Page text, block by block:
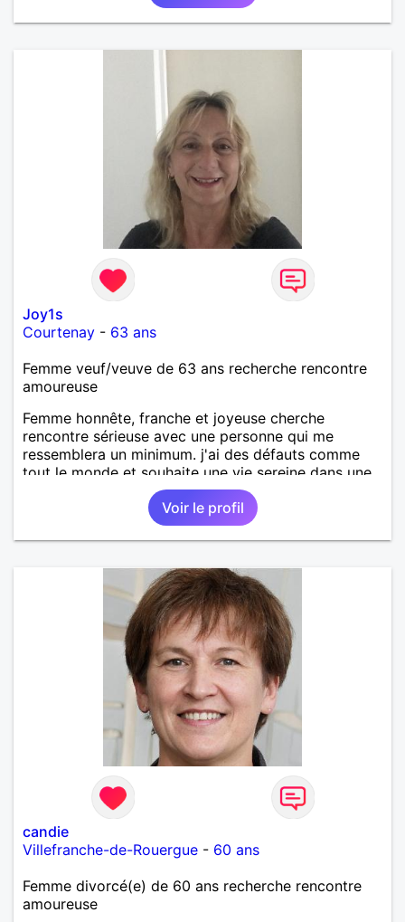
Joy1s
Courtenay - 63 ans
Femme veuf/veuve de 63 ans recherche rencontre
amoureuse
Femme honnête, franche et joyeuse cherche
rencontre sérieuse avec une personne qui me
ressemblera un minimum. j'ai des défauts comme
tout le monde et souhaite une vie sereine dans une
relation sur du long terme.
Voir le profil
candie
Villefranche-de-Rouergue - 60 ans
Femme divorcé(e) de 60 ans recherche rencontre
amoureuse